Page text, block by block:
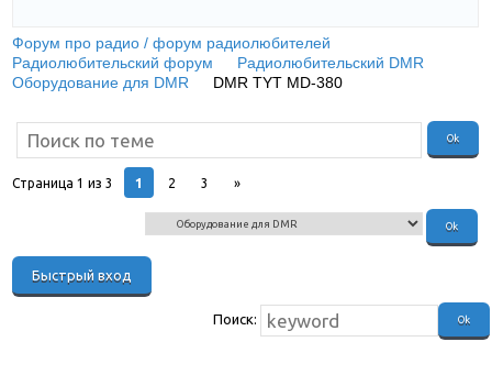
Форум про радио / форум радиолюбителей
Радиолюбительский форум
Радиолюбительский DMR
Оборудование для DMR
DMR TYT MD-380
Страница1 из3 1 2 3 »
Поиск: